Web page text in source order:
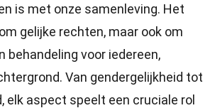
is met onze samenleving. Het
gelijke rechten, maar ook om
behandeling voor iedereen,
Van gendergelijkheid tot
elk aspect speelt een cruciale rol